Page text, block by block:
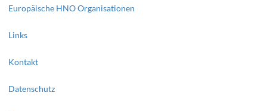
Europäische HNO Organisationen
Links
Kontakt
Datenschutz